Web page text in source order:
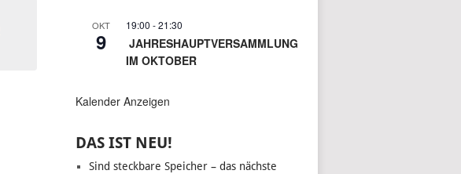
OKT
9
19:00 -21:30
JAHRESHAUPTVERSAMMLUNG
IM OKTOBER
Kalender Anzeigen
DAS IST NEU!
Sind steckbare Speicher – das nächste